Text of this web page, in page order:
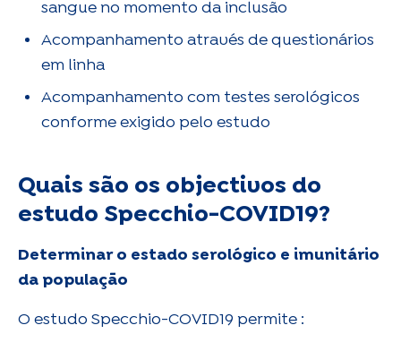
sangue no momento da inclusão
Acompanhamento através de questionários
em linha
Acompanhamento com testes serológicos
conforme exigido pelo estudo
Quais são os objectivos do
estudo Specchio-COVID19?
Determinar o estado serológico e imunitário
da população
O estudo Specchio-COVID19 permite :